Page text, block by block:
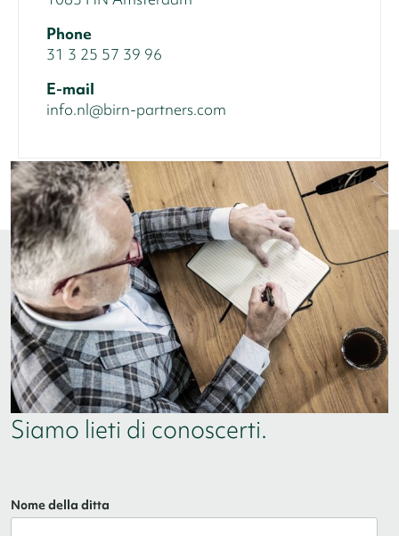
Phone
31 3 25 57 39 96
E-mail
info.nl@birn-partners.com
Siamo lieti di conoscerti.
Nome della ditta